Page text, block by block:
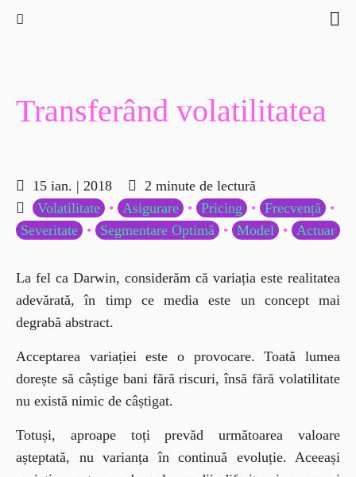
15 ian. | 2018
2 minute de lectură
Volatilitate • Asigurare • Pricing • Frecvență
•
Severitate • Segmentare Optimă • Model • Actuar
La fel ca Darwin, considerăm că variația este realitatea
adevărată, în timp ce media este un concept mai
degrabă abstract.
Acceptarea variației este o provocare. Toată lumea
dorește să câștige bani fără riscuri, însă fără volatilitate
nu există nimic de câștigat.
Totuși, aproape toți prevăd următoarea valoare
așteptată, nu varianța în continuă evoluție. Aceeași